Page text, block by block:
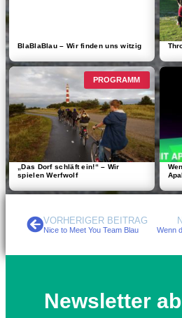
BlaBlaBlau – Wir finden uns witzig
PROGRAMM
„Das Dorf schläft ein!“ – Wir
spielen Werfwolf
VORHERIGER BEITRAG
Nice to Meet You Team Blau
Newsletter